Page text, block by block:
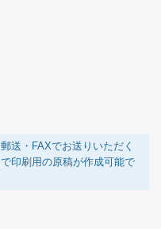
送・FAXでお送りいただく
印刷用の原稿が作成可能で